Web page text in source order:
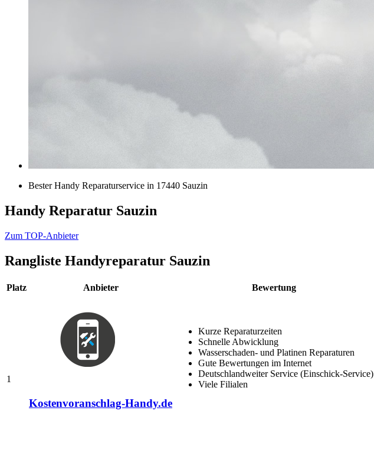
Bester Handy Reparaturservice in 17440 Sauzin
Handy Reparatur Sauzin
Zum TOP-Anbieter
Rangliste Handyreparatur Sauzin
Platz Anbieter Bewertung
1
Kostenvoranschlag-Handy.de
Kurze Reparaturzeiten
Schnelle Abwicklung
Wasserschaden- und Platinen Reparaturen
Gute Bewertungen im Internet
Deutschlandweiter Service (Einschick-Service)
Viele Filialen